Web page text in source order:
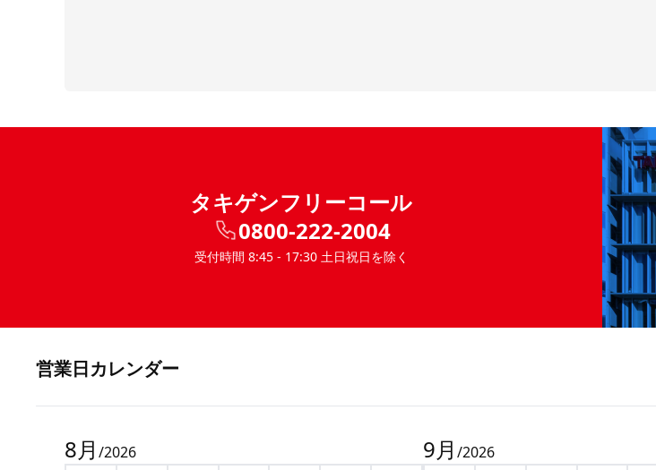
タキゲンフリーコール
0800-222-2004
受付時間 8:45 - 17:30 土日祝日を除く
営業⽇カレンダー
8月 /2026
9月 /2026